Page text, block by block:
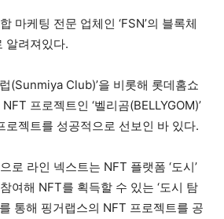
마케팅 전문 업체인 ‘FSN’의 블록체
알려져있다.
(Sunmiya Club)’을 비롯해 롯데홈쇼
프로젝트인 ‘벨리곰(BELLYGOM)’
로젝트를 성공적으로 선보인 바 있다.
로 라인 넥스트는 NFT 플랫폼 ‘도시’
여해 NFT를 획득할 수 있는 ‘도시 탐
통해 핑거랩스의 NFT 프로젝트를 공